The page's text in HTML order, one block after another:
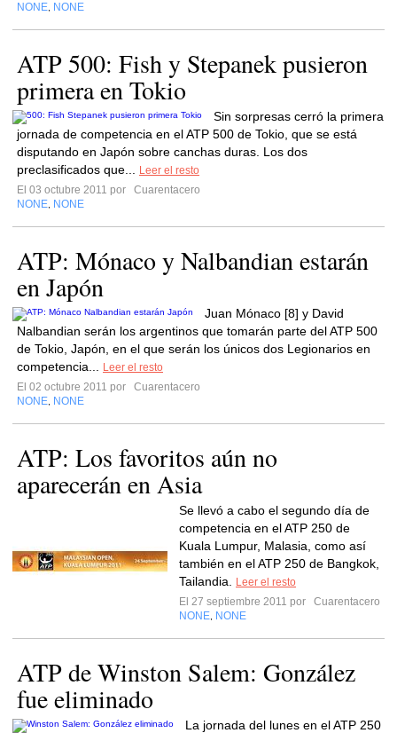
NONE NONE
ATP 500: Fish y Stepanek pusieron
primera en Tokio
Sin sorpresas cerró la primera
jornada de competencia en el ATP 500 de Tokio, que se está
disputando en Japón sobre canchas duras. Los dos
preclasificados que...
Leer el resto
El 03 octubre 2011 por
Cuarentacero
NONE NONE
ATP: Mónaco y Nalbandian estarán
en Japón
Juan Mónaco [8] y David
Nalbandian serán los argentinos que tomarán parte del ATP 500
de Tokio, Japón, en el que serán los únicos dos Legionarios en
competencia...
Leer el resto
El 02 octubre 2011 por
Cuarentacero
NONE NONE
ATP: Los favoritos aún no
aparecerán en Asia
Se llevó a cabo el segundo día de
competencia en el ATP 250 de
Kuala Lumpur, Malasia, como así
también en el ATP 250 de Bangkok,
Tailandia.
Leer el resto
El 27 septiembre 2011 por
Cuarentacero
NONE NONE
ATP de Winston Salem: González
fue eliminado
La jornada del lunes en el ATP 250